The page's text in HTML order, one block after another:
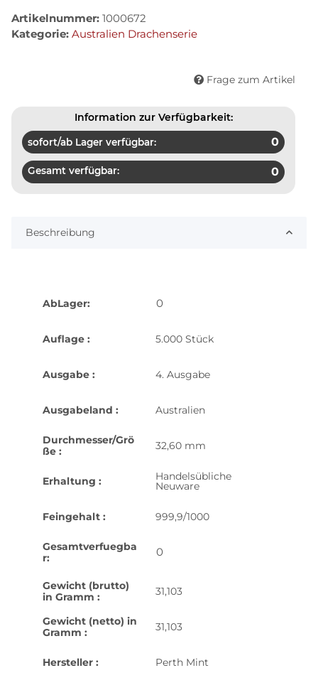
Artikelnummer: 1000672
Kategorie: Australien Drachenserie
Frage zum Artikel
Information zur Verfügbarkeit:
sofort/ab Lager verfügbar: 0
Gesamt verfügbar: 0
Beschreibung
AbLager: 0
Auflage : 5.000 Stück
Ausgabe : 4. Ausgabe
Ausgabeland : Australien
Durchmesser/Grö
ße :
32,60 mm
Erhaltung : Handelsübliche
Neuware
Feingehalt : 999,9/1000
Gesamtverfuegba
r:
0
Gewicht (brutto)
in Gramm :
31,103
Gewicht (netto) in
Gramm :
31,103
Hersteller : Perth Mint